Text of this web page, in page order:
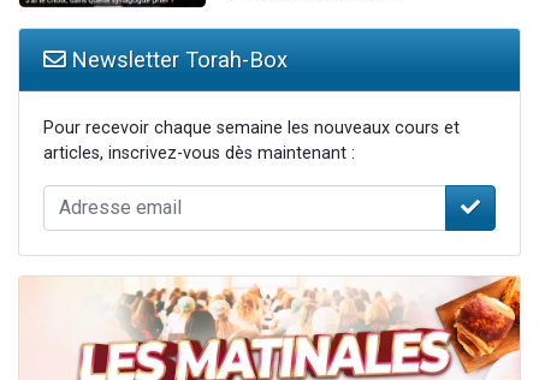
Newsletter Torah-Box
Pour recevoir chaque semaine les nouveaux cours et
articles, inscrivez-vous dès maintenant :